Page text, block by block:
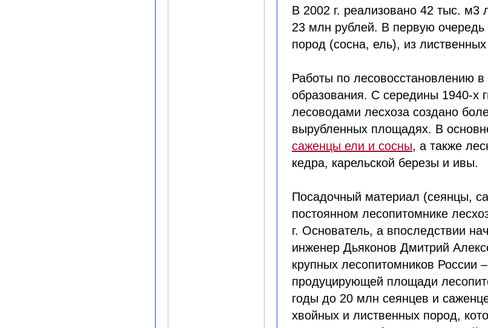
В 2002 г. реализовано 42 тыс.
23 млн рублей. В первую
пород (сосна, ель), из
Работы по лесовосстановлению в
образования. С середины 1940-х
лесоводами лесхоза создано
вырубленных площадях. В
саженцы ели и сосны, а также
кедра, карельской березы и ивы.
Посадочный материал (сеянцы,
постоянном лесопитомнике
г. Основатель, а впоследствии
инженер Дьяконов Дмитрий
крупных лесопитомников России
продуцирующей площади
годы до 20 млн сеянцев и
хвойных и лиственных пород,